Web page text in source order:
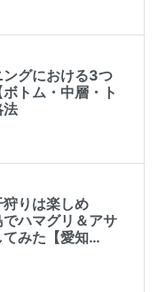
グにおける3つ
トム・中層・ト
法
りは楽しめ
ハマグリ＆アサ
てみた【愛知…